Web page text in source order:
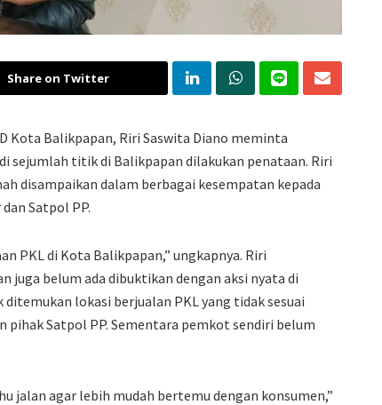
Share on Twitter
Kota Balikpapan, Riri Saswita Diano meminta
sejumlah titik di Balikpapan dilakukan penataan. Riri
disampaikan dalam berbagai kesempatan kepada
Satpol PP.
PKL di Kota Balikpapan,” ungkapnya. Riri
juga belum ada dibuktikan dengan aksi nyata di
lokasi berjualan PKL yang tidak sesuai
Satpol PP. Sementara pemkot sendiri belum
jalan agar lebih mudah bertemu dengan konsumen,”